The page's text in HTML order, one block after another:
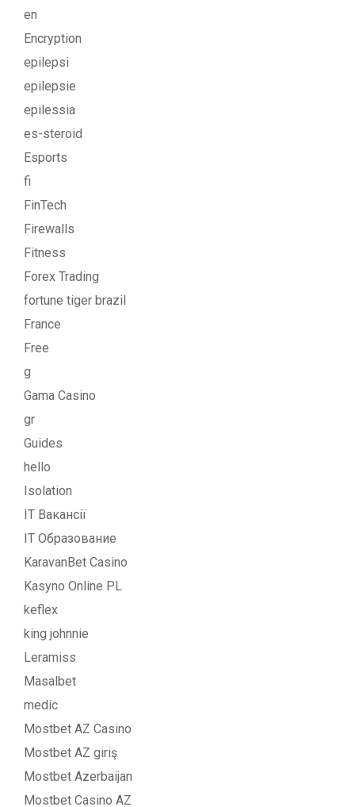
en
Encryption
epilepsi
epilepsie
epilessia
es-steroid
Esports
fi
FinTech
Firewalls
Fitness
Forex Trading
fortune tiger brazil
France
Free
g
Gama Casino
gr
Guides
hello
Isolation
IT Вакансії
IT Образование
KaravanBet Casino
Kasyno Online PL
keflex
king johnnie
Leramiss
Masalbet
medic
Mostbet AZ Casino
Mostbet AZ giriş
Mostbet Azerbaijan
Mostbet Casino AZ